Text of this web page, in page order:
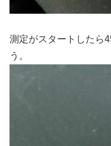
測定がスタートしたら
う。